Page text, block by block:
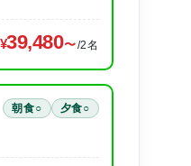
39,480 /2名
朝食○ 夕食○